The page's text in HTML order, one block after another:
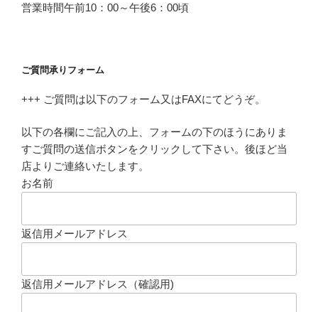
営業時間午前10：00～午後6：00頃
ご質問承りフォーム
+++ ご質問は以下のフォーム又はFAXにてどうぞ。
以下の各欄にご記入の上、フォームの下のほうにありま
すご質問の送信ボタンをクリックして下さい。後ほど当
店よりご連絡いたします。
お名前
返信用メールアドレス
返信用メールアドレス（確認用)